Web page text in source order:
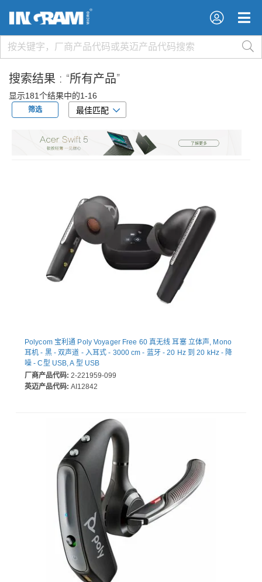
×
×
搜索结果 : “所有产品”
显示181个结果中的1-16
筛选 最佳匹配
Polycom 宝利通 Poly Voyager Free 60 真无线 耳塞 立体声, Mono
耳机 - 黑 - 双声道 - 入耳式 - 3000 cm - 蓝牙 - 20 Hz 到 20 kHz - 降
噪 - C型 USB, A 型 USB
厂商产品代码: 2-221959-099
英迈产品代码: AI12842